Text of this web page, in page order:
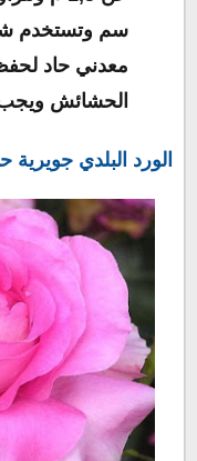
سم وتستخدم
معدني حاد
الحشائش
الورد البلدي